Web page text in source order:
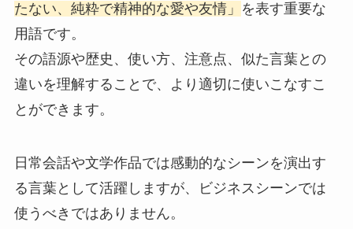
たない、純粋で精神的な愛や友情」 を表す重要な
用語です。
その語源や歴史、使い方、注意点、似た言葉との
違いを理解することで、より適切に使いこなすこ
とができます。
日常会話や文学作品では感動的なシーンを演出す
る言葉として活躍しますが、ビジネスシーンでは
使うべきではありません。